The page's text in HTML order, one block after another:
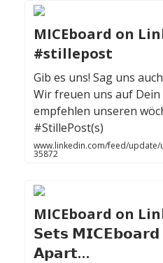
MICEboard on
#stillepost
Gib es uns! Sag uns
Wir freuen uns auf Dein
empfehlen unseren
#StillePost(s)
www.linkedin.com/feed/update/
35872
MICEboard on
𝗦𝗲𝘁𝘀 𝗠𝗜𝗖𝗘𝗯𝗼𝗮𝗿𝗱
𝗔𝗽𝗮𝗿𝘁…